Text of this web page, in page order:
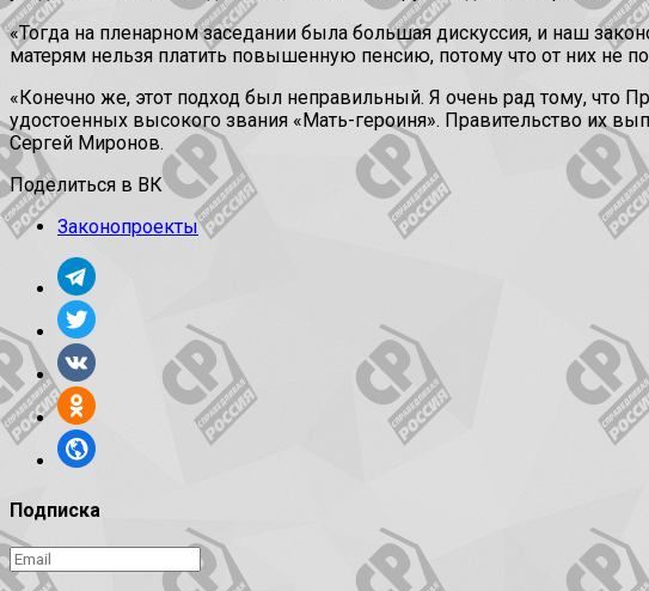
«Тогда на пленарном заседании была большая дискуссия, и наш
матерям нельзя платить повышенную пенсию, потому что от них не
«Конечно же, этот подход был неправильный. Я очень рад тому, что
удостоенных высокого звания «Мать-героиня». Правительство их
Сергей Миронов.
Поделиться в ВК
Законопроекты
Подписка